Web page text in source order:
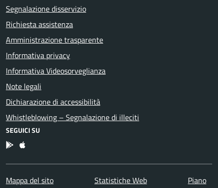
Segnalazione disservizio
Richiesta assistenza
Amministrazione trasparente
Informativa privacy
Informativa Videosorveglianza
Note legali
Dichiarazione di accessibilità
Whistleblowing – Segnalazione di illeciti
SEGUICI SU
App Android
App IOS
Mappa del sito Statistiche Web
Piano